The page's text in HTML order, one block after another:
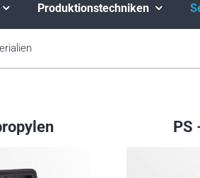
Produktionstechniken
PS